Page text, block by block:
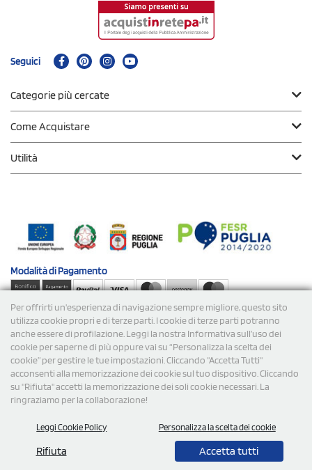
Per offrirti un'esperienza di navigazione sempre migliore, questo sito
utilizza cookie propri e di terze parti. I cookie di terze parti potranno
anche essere di profilazione. Leggi la nostra Informativa sull’uso dei
cookie per saperne di più oppure vai su “Personalizza la scelta dei
cookie” per gestire le tue impostazioni. Cliccando "Accetta Tutti"
acconsenti alla memorizzazione dei cookie sul tuo dispositivo. Cliccando
su "Rifiuta" accetti la memorizzazione dei soli cookie necessari. La
ringraziamo per la collaborazione!
Leggi Cookie Policy Personalizza la scelta dei cookie
Rifiuta Accetta tutti
0,00
Seguici
Categorie più cercate
Come Acquistare
Utilità
Modalità diPagamento
Spedizioni
P.Iva/C.F. 09734470967 - N° Rea MI-2110632